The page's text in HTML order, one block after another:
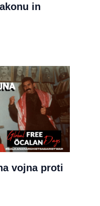
in
vojna proti